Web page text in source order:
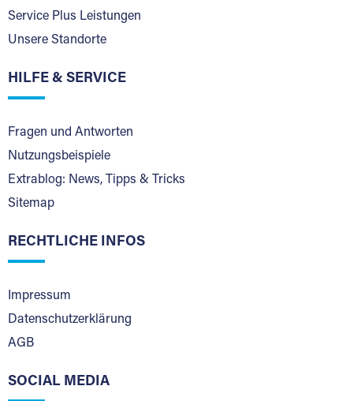
Service Plus Leistungen
Unsere Standorte
HILFE & SERVICE
Fragen und Antworten
Nutzungsbeispiele
Extrablog: News, Tipps & Tricks
Sitemap
RECHTLICHE INFOS
Impressum
Datenschutzerklärung
AGB
SOCIAL MEDIA